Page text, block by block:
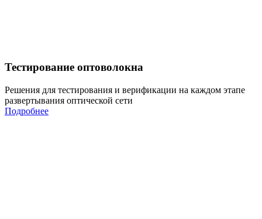
Тестирование оптоволокна
Решения для тестирования и верификации на каждом этапе
развертывания оптической сети
Подробнее